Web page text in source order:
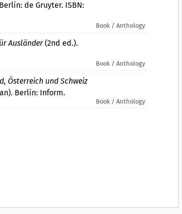
Berlin: de Gruyter. ISBN:
Book / Anthology
Ausländer(2nd ed.).
Book / Anthology
Österreich und Schweiz
Berlin: Inform.
Book / Anthology